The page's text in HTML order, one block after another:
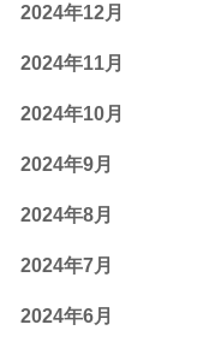
2024年12月
2024年11月
2024年10月
2024年9月
2024年8月
2024年7月
2024年6月